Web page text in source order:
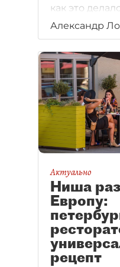
как это
Александр
Актуально
Ниша
Европу:
рецепт